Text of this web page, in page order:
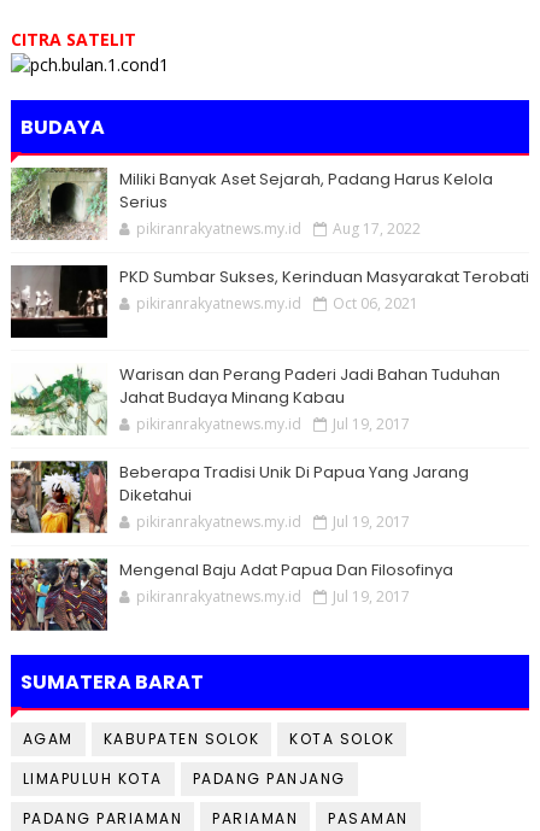
CITRA SATELIT
BUDAYA
Miliki Banyak Aset Sejarah, Padang Harus Kelola
Serius
pikiranrakyatnews.my.id Aug 17, 2022
PKD Sumbar Sukses, Kerinduan Masyarakat Terobati
pikiranrakyatnews.my.id Oct 06, 2021
Warisan dan Perang Paderi Jadi Bahan Tuduhan
Jahat Budaya Minang Kabau
pikiranrakyatnews.my.id Jul 19, 2017
Beberapa Tradisi Unik Di Papua Yang Jarang
Diketahui
pikiranrakyatnews.my.id Jul 19, 2017
Mengenal Baju Adat Papua Dan Filosofinya
pikiranrakyatnews.my.id Jul 19, 2017
SUMATERA BARAT
AGAM KABUPATEN SOLOK
KOTA SOLOK
LIMAPULUH KOTA
PADANG PANJANG
PADANG PARIAMAN
PARIAMAN
PASAMAN